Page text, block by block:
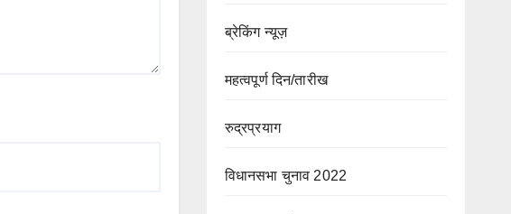
ब्रेकिंग न्यूज़
महत्वपूर्ण दिन/तारीख
रुद्रप्रयाग
विधानसभा चुनाव 2022